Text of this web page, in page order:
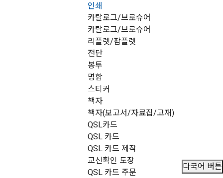
메뉴 건너뛰기
인쇄
카탈로그/브로슈어
카탈로그/브로슈어
리플렛/팜플렛
전단
봉투
명함
스티커
책자
책자(보고서/자료집/교재)
QSL카드
QSL 카드
QSL 카드 제작
교신확인 도장
QSL 카드 주문
다국어 버튼